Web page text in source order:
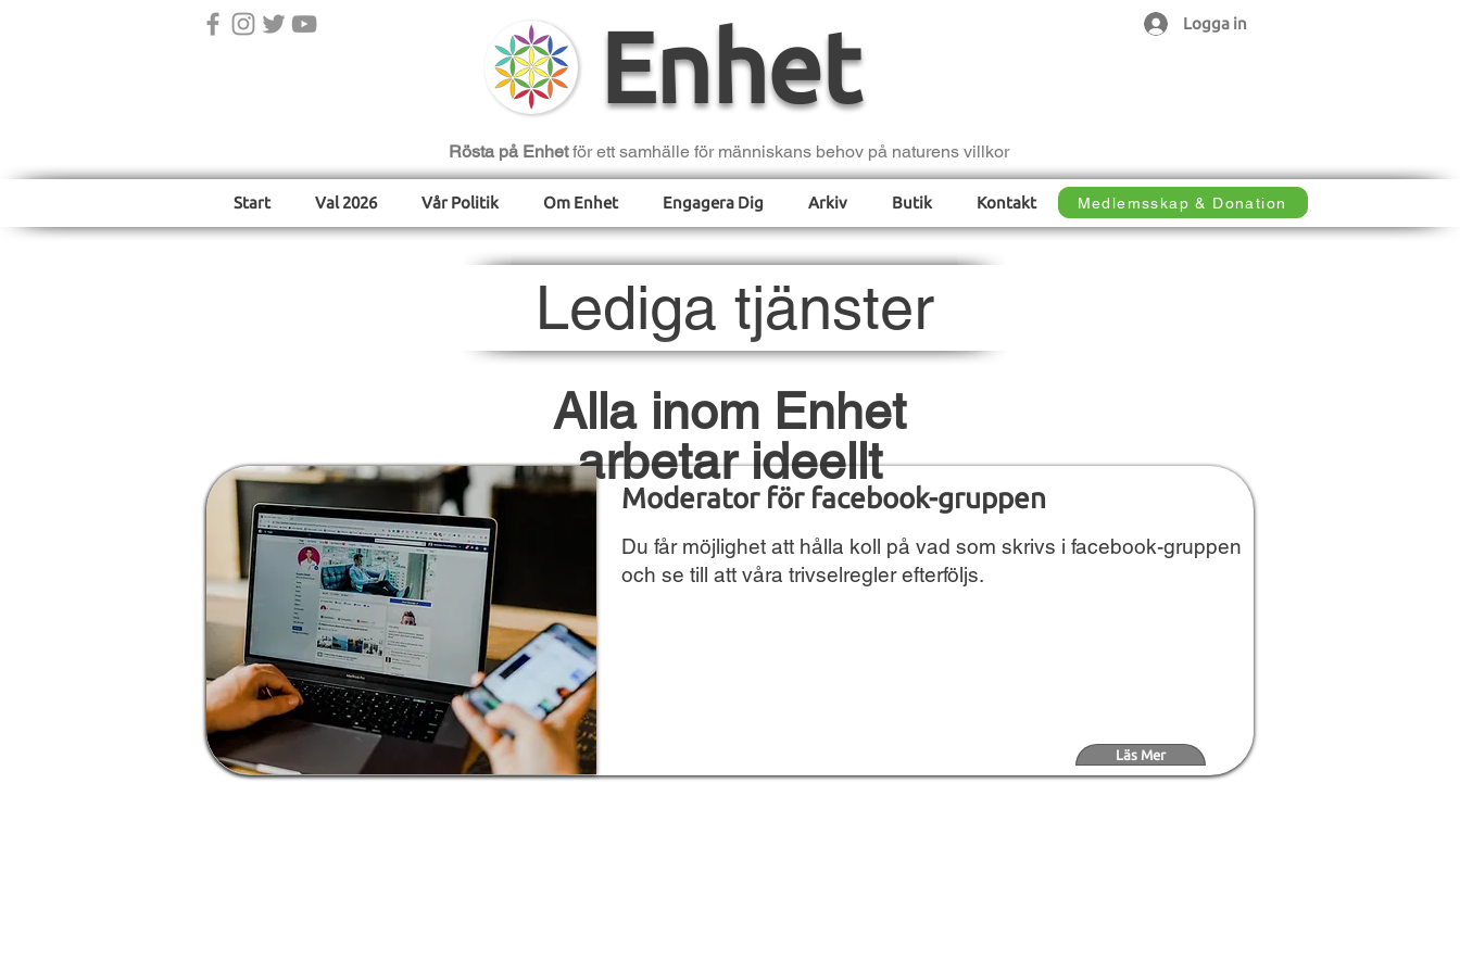
Enhet Logga in
Rösta på Enhetför ett samhälle för människans behov på naturens villkor
Start Val 2026 Vår Politik Om Enhet Engagera Dig Arkiv Butik Kontakt Medlemsskap & Donation
Alla inom Enhet
arbetar ideellt
Lediga tjänster
Moderator för facebook-gruppen
Du får möjlighet att hålla koll på vad som skrivs i facebook-gruppen
och se till att våra trivselregler efterföljs.
Läs Mer